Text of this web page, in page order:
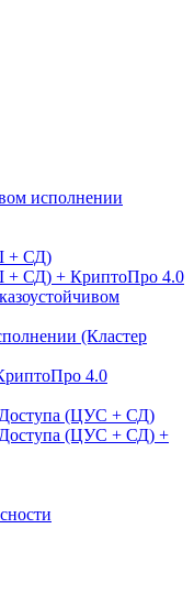
исполнении
+ СД)
+ СД) + КриптоПро 4.0
(Кластер
4.0
(ЦУС + СД)
(ЦУС + СД) +